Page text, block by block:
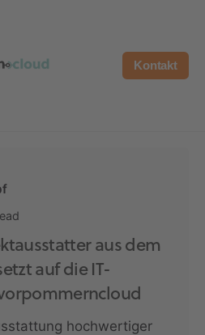
Kontakt
aus dem
auf die IT-
hochwertiger